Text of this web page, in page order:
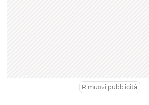
Rimuovi pubblicità